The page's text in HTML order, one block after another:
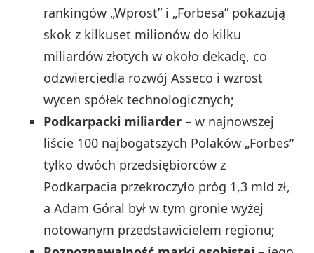
rankingów „Wprost” i „Forbesa” pokazują
skok z kilkuset milionów do kilku
miliardów złotych w około dekadę, co
odzwierciedla rozwój Asseco i wzrost
wycen spółek technologicznych;
Podkarpacki miliarder – w najnowszej
liście 100 najbogatszych Polaków „Forbes”
tylko dwóch przedsiębiorców z
Podkarpacia przekroczyło próg 1,3 mld zł,
a Adam Góral był w tym gronie wyżej
notowanym przedstawicielem regionu;